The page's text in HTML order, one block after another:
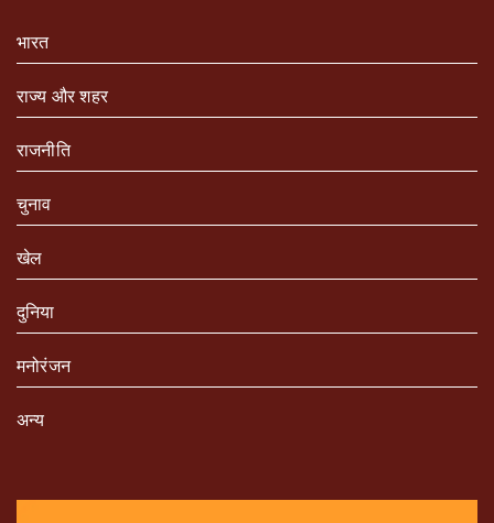
भारत
राज्य और शहर
राजनीति
चुनाव
खेल
दुनिया
मनोरंजन
अन्य